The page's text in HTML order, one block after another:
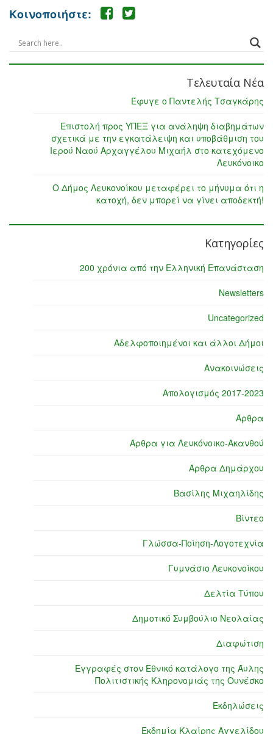
Κοινοποιήστε:
Τελευταία Νέα
Έφυγε ο Παντελής Τσαγκάρης
Επιστολή προς ΥΠΕΞ για ανάληψη διαβημάτων
σχετικά με την εγκατάλειψη και υποβάθμιση του
Ιερού Ναού Αρχαγγέλου Μιχαήλ στο κατεχόμενο
Λευκόνοικο
Ο Δήμος Λευκονοίκου μεταφέρει το μήνυμα ότι η
κατοχή, δεν μπορεί να γίνει αποδεκτή!
Κατηγορίες
200 χρόνια από την Ελληνική Επανάσταση
Newsletters
Uncategorized
Αδελφοποιημένοι και άλλοι Δήμοι
Ανακοινώσεις
Απολογισμός 2017-2023
Άρθρα
Άρθρα για Λευκόνοικο-Ακανθού
Άρθρα Δημάρχου
Βασίλης Μιχαηλίδης
Βίντεο
Γλώσσα-Ποίηση-Λογοτεχνία
Γυμνάσιο Λευκονοίκου
Δελτία Τύπου
Δημοτικό Συμβούλιο Νεολαίας
Διαφώτιση
Εγγραφές στον Εθνικό κατάλογο της Άυλης
Πολιτιστικής Κληρονομιάς της Ουνέσκο
Εκδηλώσεις
Εκδημία Κλαίρης Αγγελίδου